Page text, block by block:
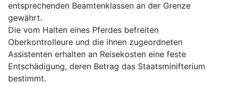
entsprechenden Beamtenklassen an der Grenze
gewährt.
Die vom Halten eines Pferdes befreiten
Oberkontrolleure und die ihnen zugeordneten
Assistenten erhalten an Reisekosten eine feste
Entschädigung, deren Betrag das Staatsminifterium
bestimmt.